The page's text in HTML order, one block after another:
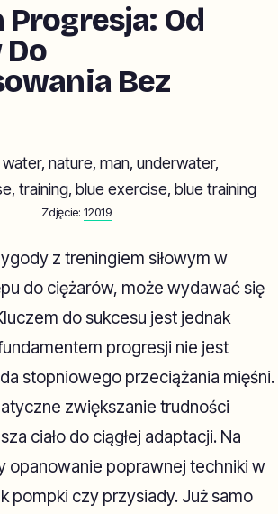
Od
Bez
Zdjęcie: 12019
z treningiem siłowym w
do ciężarów, może wydawać się
do sukcesu jest jednak
progresji nie jest
stopniowego przeciążania mięśni.
zwiększanie trudności
ciało do ciągłej adaptacji. Na
opanowanie poprawnej techniki w
pompki czy przysiady. Już samo